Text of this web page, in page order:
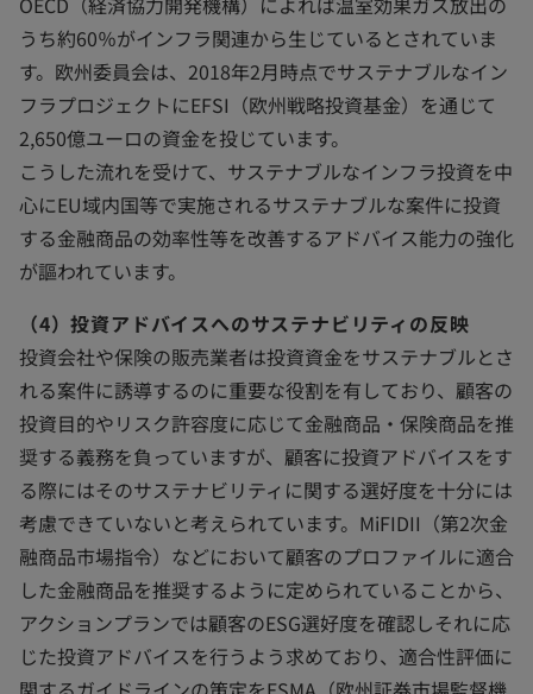
うち約60％がインフラ関連から生じているとされていま
す。欧州委員会は、2018年2月時点でサステナブルなイン
フラプロジェクトにEFSI（欧州戦略投資基金）を通じて
2,650億ユーロの資金を投じています。
こうした流れを受けて、サステナブルなインフラ投資を中
心にEU域内国等で実施されるサステナブルな案件に投資
する金融商品の効率性等を改善するアドバイス能力の強化
が謳われています。
（4）投資アドバイスへのサステナビリティの反映
投資会社や保険の販売業者は投資資金をサステナブルとさ
れる案件に誘導するのに重要な役割を有しており、顧客の
投資目的やリスク許容度に応じて金融商品・保険商品を推
奨する義務を負っていますが、顧客に投資アドバイスをす
る際にはそのサステナビリティに関する選好度を十分には
考慮できていないと考えられています。MiFIDII（第2次金
融商品市場指令）などにおいて顧客のプロファイルに適合
した金融商品を推奨するように定められていることから、
アクションプランでは顧客のESG選好度を確認しそれに応
じた投資アドバイスを行うよう求めており、適合性評価に